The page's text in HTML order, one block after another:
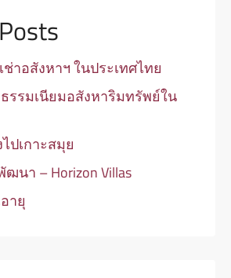
าอสังหาฯ ในประเทศไทย
รรมเนียมอสังหาริมทรัพย์ใน
ปเกาะสมุย
นา – Horizon Villas
ายุ